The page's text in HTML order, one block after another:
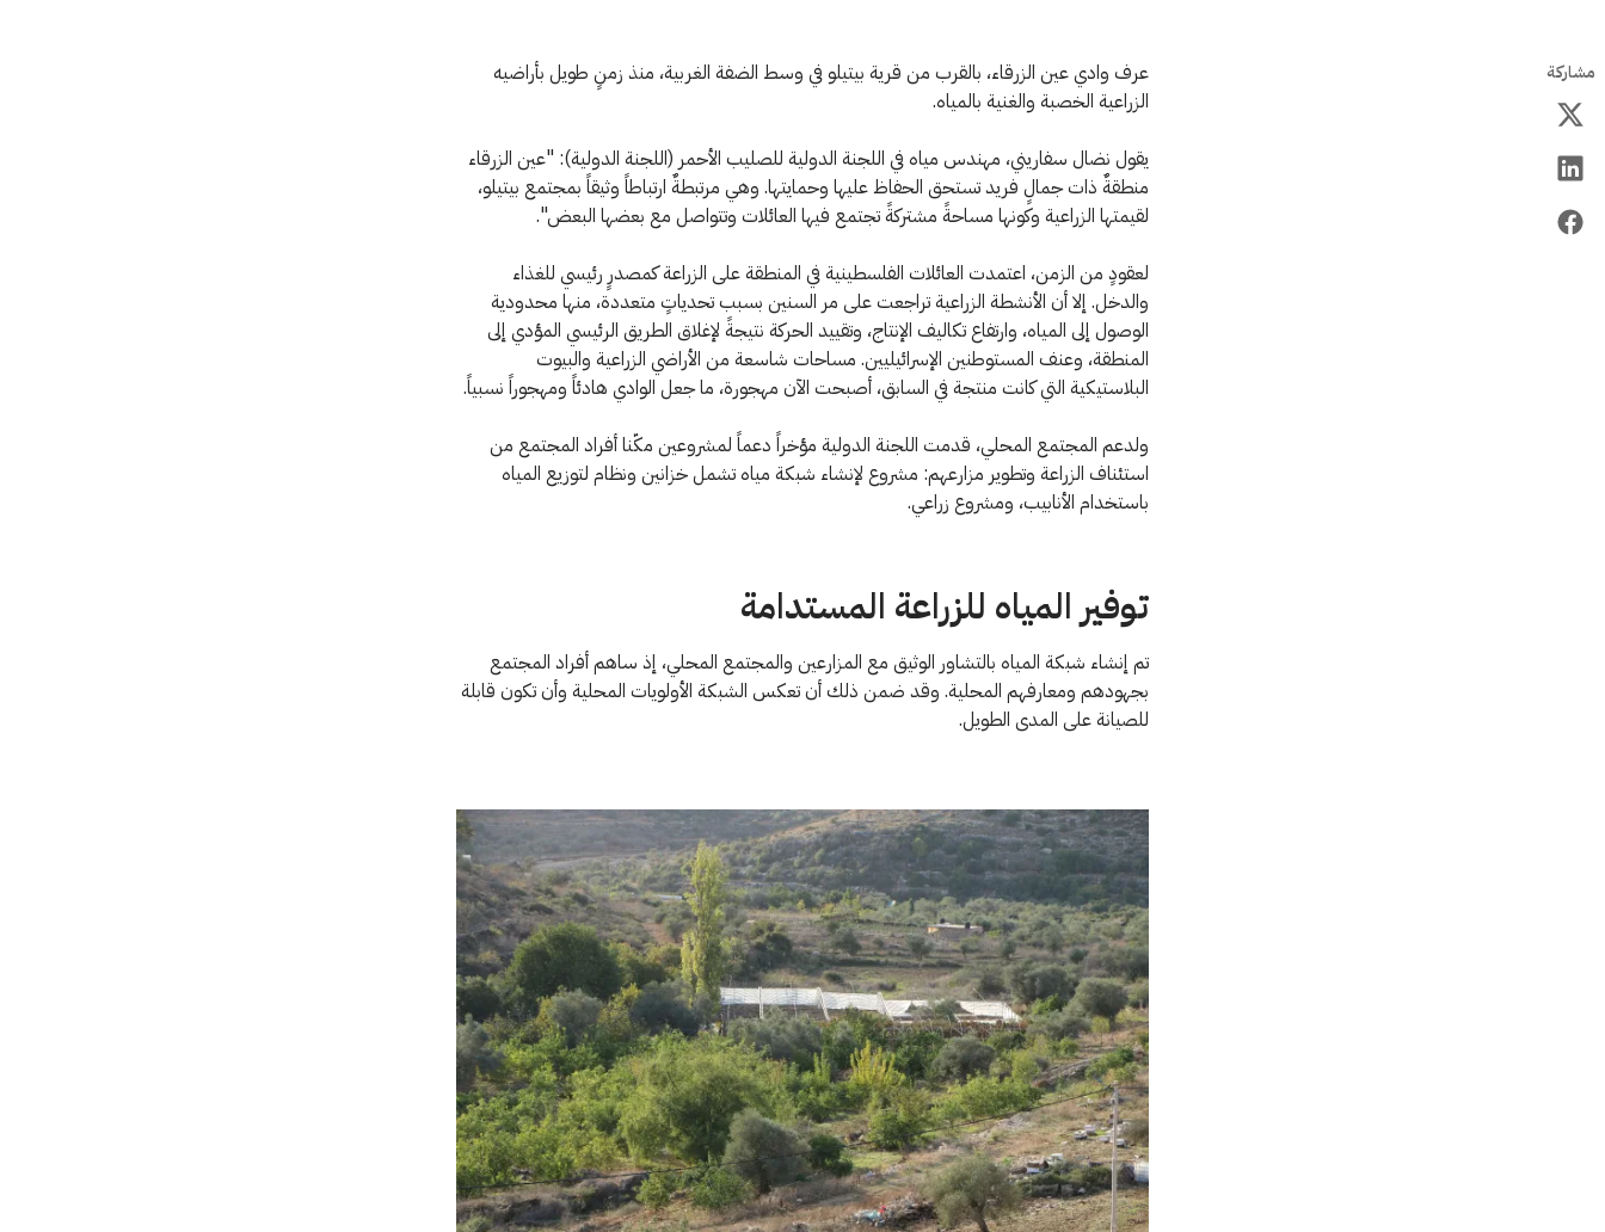
مشاركة
عرف وادي عين الزرقاء، بالقرب من قرية بيتيلو في وسط الضفة الغربية، منذ زمنٍ طويل بأراضيه
الزراعية الخصبة والغنية بالمياه.
يقول نضال سفاريني، مهندس مياه في اللجنة الدولية للصليب الأحمر (اللجنة الدولية): "عين الزرقاء
منطقةٌ ذات جمالٍ فريد تستحق الحفاظ عليها وحمايتها. وهي مرتبطةٌ ارتباطاً وثيقاً بمجتمع بيتيلو،
لقيمتها الزراعية وكونها مساحةً مشتركةً تجتمع فيها العائلات وتتواصل مع بعضها البعض".
لعقودٍ من الزمن، اعتمدت العائلات الفلسطينية في المنطقة على الزراعة كمصدرٍ رئيسي للغذاء
والدخل. إلا أن الأنشطة الزراعية تراجعت على مر السنين بسبب تحدياتٍ متعددة، منها محدودية
الوصول إلى المياه، وارتفاع تكاليف الإنتاج، وتقييد الحركة نتيجةً لإغلاق الطريق الرئيسي المؤدي إلى
المنطقة، وعنف المستوطنين الإسرائيليين. مساحات شاسعة من الأراضي الزراعية والبيوت
البلاستيكية التي كانت منتجة في السابق، أصبحت الآن مهجورة، ما جعل الوادي هادئاً ومهجوراً نسبياً.
ولدعم المجتمع المحلي، قدمت اللجنة الدولية مؤخراً دعماً لمشروعين مكّنا أفراد المجتمع من
استئناف الزراعة وتطوير مزارعهم: مشروع لإنشاء شبكة مياه تشمل خزانين ونظام لتوزيع المياه
باستخدام الأنابيب، ومشروع زراعي.
توفير المياه للزراعة المستدامة
تم إنشاء شبكة المياه بالتشاور الوثيق مع المزارعين والمجتمع المحلي، إذ ساهم أفراد المجتمع
بجهودهم ومعارفهم المحلية. وقد ضمن ذلك أن تعكس الشبكة الأولويات المحلية وأن تكون قابلة
للصيانة على المدى الطويل.